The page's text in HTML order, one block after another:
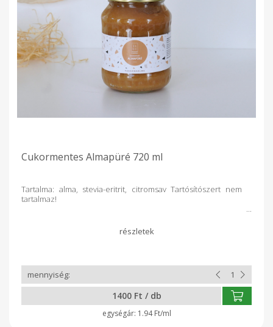
Cukormentes Almapüré 720 ml
Tartalma: alma, stevia-eritrit, citromsav Tartósítószert nem
tartalmaz!
1400 Ft / db
1.94 Ft/ml